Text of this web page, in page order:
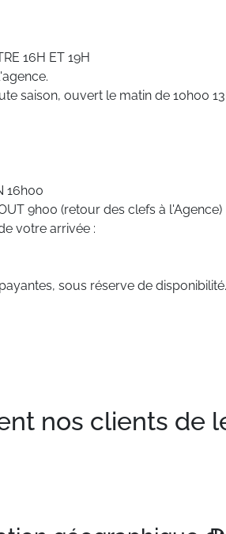
16H ET 19H
saison, ouvert le matin de 10h00
16h00
9h00 (retour des clefs à l'Agence)
votre arrivée :
sous réserve de disponibilité.
nos clients de